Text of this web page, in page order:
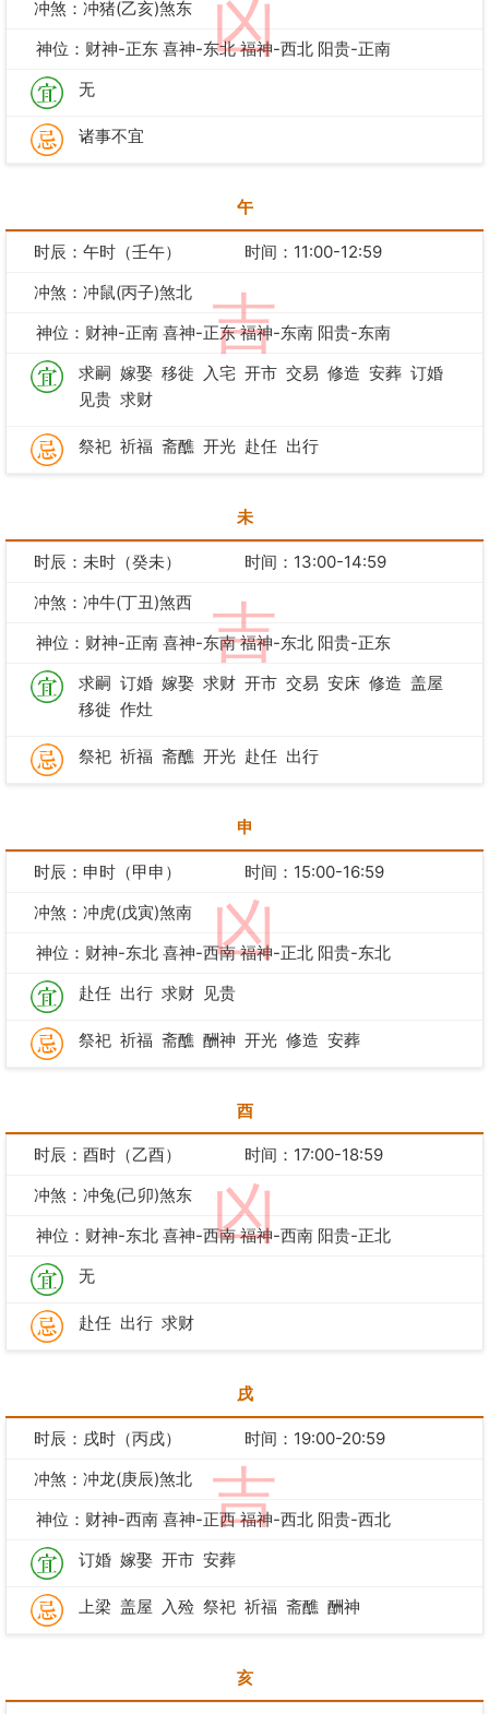
凶
冲煞：冲猪(乙亥)煞东
神位：财神-正东 喜神-东北 福神-西北 阳贵-正南
无
诸事不宜
午
吉
时辰：午时（壬午）
时间：11:00-12:59
冲煞：冲鼠(丙子)煞北
神位：财神-正南 喜神-正东 福神-东南 阳贵-东南
求嗣 嫁娶 移徙 入宅 开市 交易 修造 安葬 订婚
见贵 求财
祭祀 祈福 斋醮 开光 赴任 出行
未
吉
时辰：未时（癸未）
时间：13:00-14:59
冲煞：冲牛(丁丑)煞西
神位：财神-正南 喜神-东南 福神-东北 阳贵-正东
求嗣 订婚 嫁娶 求财 开市 交易 安床 修造 盖屋
移徙 作灶
祭祀 祈福 斋醮 开光 赴任 出行
申
凶
时辰：申时（甲申）
时间：15:00-16:59
冲煞：冲虎(戊寅)煞南
神位：财神-东北 喜神-西南 福神-正北 阳贵-东北
赴任 出行 求财 见贵
祭祀 祈福 斋醮 酬神 开光 修造 安葬
酉
凶
时辰：酉时（乙酉）
时间：17:00-18:59
冲煞：冲兔(己卯)煞东
神位：财神-东北 喜神-西南 福神-西南 阳贵-正北
无
赴任 出行 求财
戌
吉
时辰：戌时（丙戌）
时间：19:00-20:59
冲煞：冲龙(庚辰)煞北
神位：财神-西南 喜神-正西 福神-西北 阳贵-西北
订婚 嫁娶 开市 安葬
上梁 盖屋 入殓 祭祀 祈福 斋醮 酬神
亥